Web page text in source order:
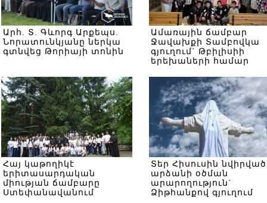
Արհ. Տ. Գևորգ Արքեպս.
Նորատունկյանը ներկա
գտնվեց Թորիայի տոնին
Ամառային ճամբար
Ջավախքի Տամբովկա
գյուղում` Թբիլիսիի
երեխաների համար
Հայ կաթողիկէ
երիտասարդական
միության ճամբարը
Ստեփանավանում
Տեր Հիսուսին նվիրված
արձանի օծման
արարողություն`
Ձիթհանքով գյուղում